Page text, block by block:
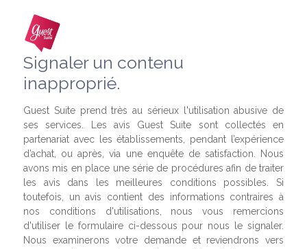
Signaler un contenu
inapproprié.
Guest Suite prend très au sérieux l'utilisation abusive de
ses services. Les avis Guest Suite sont collectés en
partenariat avec les établissements, pendant l’expérience
d’achat, ou après, via une enquête de satisfaction. Nous
avons mis en place une série de procédures afin de traiter
les avis dans les meilleures conditions possibles. Si
toutefois, un avis contient des informations contraires à
nos conditions d'utilisations, nous vous remercions
d'utiliser le formulaire ci-dessous pour nous le signaler.
Nous examinerons votre demande et reviendrons vers